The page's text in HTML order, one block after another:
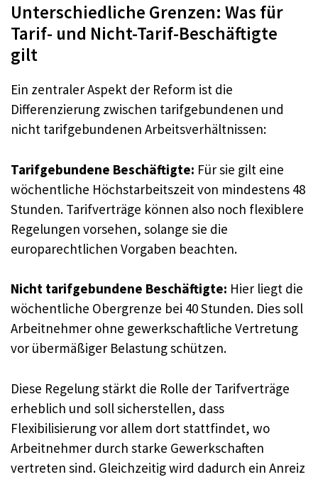
Unterschiedliche Grenzen: Was für
Tarif- und Nicht-Tarif-Beschäftigte
gilt
Ein zentraler Aspekt der Reform ist die
Differenzierung zwischen tarifgebundenen und
nicht tarifgebundenen Arbeitsverhältnissen:
Tarifgebundene Beschäftigte: Für sie gilt eine
wöchentliche Höchstarbeitszeit von mindestens 48
Stunden. Tarifverträge können also noch flexiblere
Regelungen vorsehen, solange sie die
europarechtlichen Vorgaben beachten.
Nicht tarifgebundene Beschäftigte: Hier liegt die
wöchentliche Obergrenze bei 40 Stunden. Dies soll
Arbeitnehmer ohne gewerkschaftliche Vertretung
vor übermäßiger Belastung schützen.
Diese Regelung stärkt die Rolle der Tarifverträge
erheblich und soll sicherstellen, dass
Flexibilisierung vor allem dort stattfindet, wo
Arbeitnehmer durch starke Gewerkschaften
vertreten sind. Gleichzeitig wird dadurch ein Anreiz